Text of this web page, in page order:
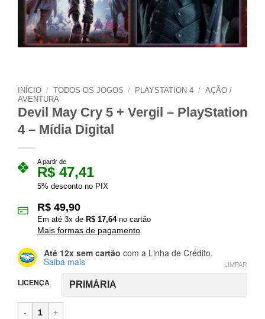
INÍCIO / TODOS OS JOGOS / PLAYSTATION 4 / AÇÃO /
AVENTURA
Devil May Cry 5 + Vergil – PlayStation
4 – Mídia Digital
A partir de
R$ 47,41
5% desconto no PIX
R$ 49,90
Em até 3x de R$ 17,64no cartão
Mais formas de pagamento
Até 12x sem cartão com a Linha de Crédito.
Saiba mais
LICENÇA
LIMPAR